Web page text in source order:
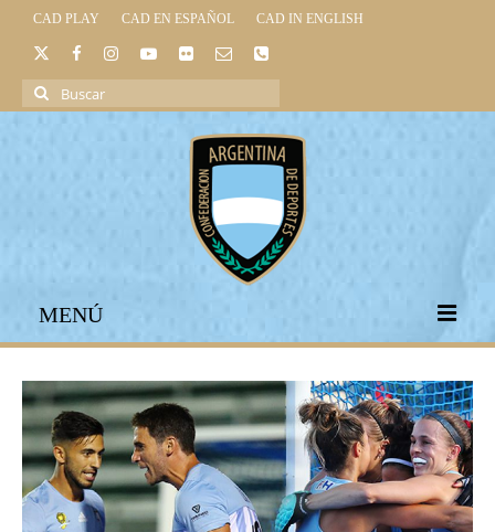
CAD PLAY CAD EN ESPAÑOL CAD IN ENGLISH
Buscar
por:
MENÚ
INICIO
INSTITUCIONAL
LEGISLACIÓN DEPORTIVA
UNIVERSO CAD